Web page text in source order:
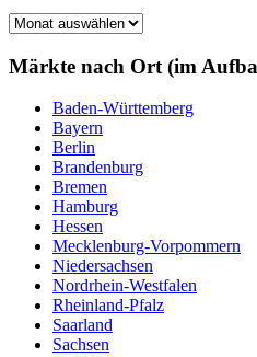
Märkte
Monat
Märkte nach Ort (im
Baden-Württemberg
Bayern
Berlin
Brandenburg
Bremen
Hamburg
Hessen
Mecklenburg-Vorpommern
Niedersachsen
Nordrhein-Westfalen
Rheinland-Pfalz
Saarland
Sachsen